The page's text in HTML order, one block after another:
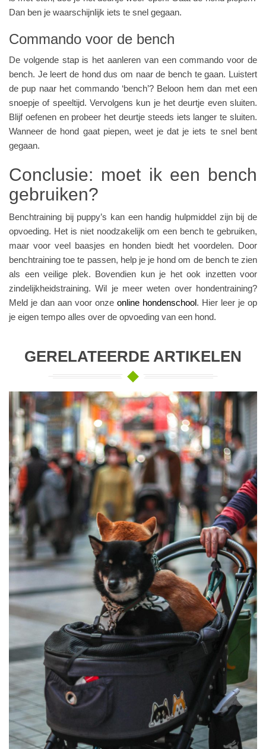
Dan ben je waarschijnlijk iets te snel gegaan.
Commando voor de bench
De volgende stap is het aanleren van een commando voor de
bench. Je leert de hond dus om naar de bench te gaan. Luistert
de pup naar het commando ‘bench’? Beloon hem dan met een
snoepje of speeltijd. Vervolgens kun je het deurtje even sluiten.
Blijf oefenen en probeer het deurtje steeds iets langer te sluiten.
Wanneer de hond gaat piepen, weet je dat je iets te snel bent
gegaan.
Conclusie: moet ik een bench
gebruiken?
Benchtraining bij puppy’s kan een handig hulpmiddel zijn bij de
opvoeding. Het is niet noodzakelijk om een bench te gebruiken,
maar voor veel baasjes en honden biedt het voordelen. Door
benchtraining toe te passen, help je je hond om de bench te zien
als een veilige plek. Bovendien kun je het ook inzetten voor
zindelijkheidstraining. Wil je meer weten over hondentraining?
Meld je dan aan voor onze online hondenschool. Hier leer je op
je eigen tempo alles over de opvoeding van een hond.
GERELATEERDE ARTIKELEN